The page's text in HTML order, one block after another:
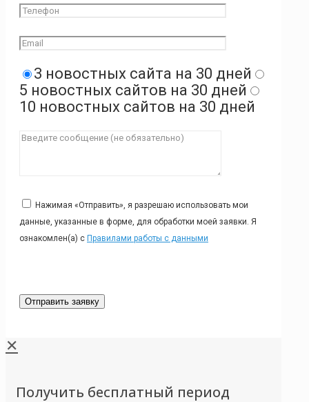
3 новостных сайта на 30 дней
5 новостных сайтов на 30 дней
10 новостных сайтов на 30 дней
Нажимая «Отправить», я разрешаю использовать мои
данные, указанные в форме, для обработки моей заявки. Я
ознакомлен(а) с Правилами работы с данными
✕
Получить бесплатный период